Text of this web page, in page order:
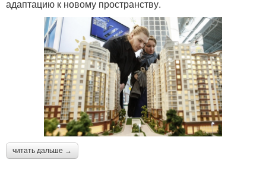
адаптацию к новому пространству.
читать дальше →